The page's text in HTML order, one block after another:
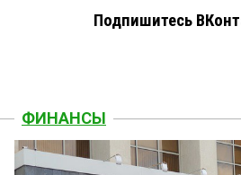
Подпишитесь
ФИНАНСЫ